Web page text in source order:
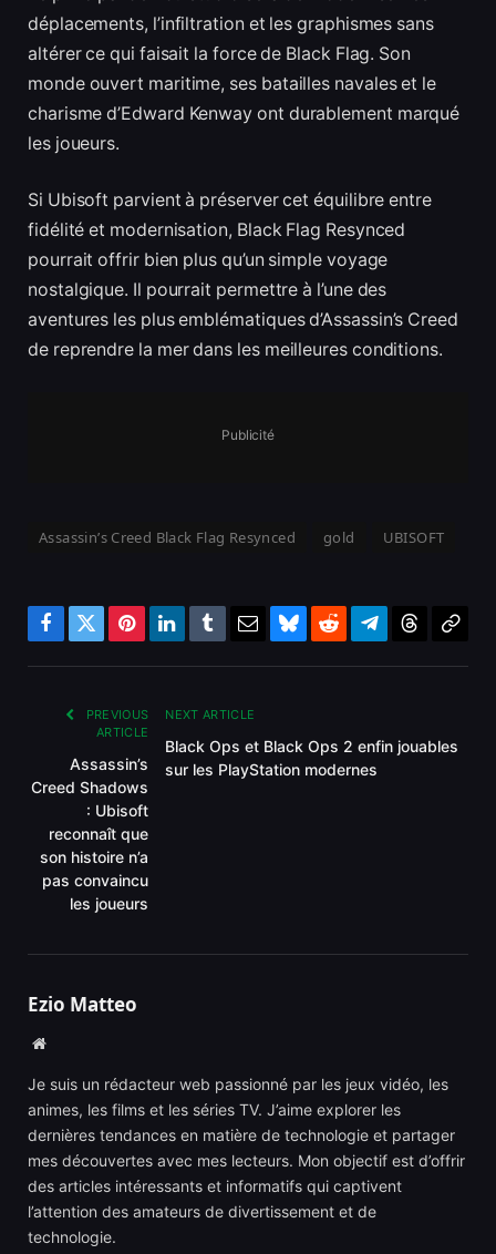
déplacements, l’infiltration et les graphismes sans
altérer ce qui faisait la force de Black Flag. Son
monde ouvert maritime, ses batailles navales et le
charisme d’Edward Kenway ont durablement marqué
les joueurs.
Si Ubisoft parvient à préserver cet équilibre entre
fidélité et modernisation, Black Flag Resynced
pourrait offrir bien plus qu’un simple voyage
nostalgique. Il pourrait permettre à l’une des
aventures les plus emblématiques d’Assassin’s Creed
de reprendre la mer dans les meilleures conditions.
Publicité
Assassin’s Creed Black Flag Resynced gold UBISOFT
Facebook
TwitterPinterestLinkedInTumblrEmailBlueskyRedditTelegram
PREVIOUS
ARTICLE
Assassin’s
Creed Shadows
: Ubisoft
reconnaît que
son histoire n’a
pas convaincu
les joueurs
NEXT ARTICLE
Black Ops et Black Ops 2 enfin jouables
sur les PlayStation modernes
Ezio Matteo
Website
Je suis un rédacteur web passionné par les jeux vidéo, les
animes, les films et les séries TV. J’aime explorer les
dernières tendances en matière de technologie et partager
mes découvertes avec mes lecteurs. Mon objectif est d’offrir
des articles intéressants et informatifs qui captivent
l’attention des amateurs de divertissement et de
technologie.